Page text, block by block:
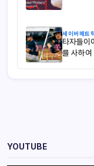
세이버메트
타자들이
를 사하
YOUTUBE